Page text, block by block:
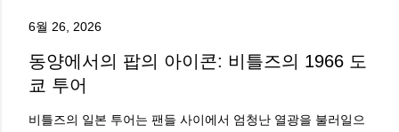
6월 26, 2026
동양에서의 팝의 아이콘: 비틀즈의 1966 도
쿄 투어
비틀즈의 일본 투어는 팬들 사이에서 엄청난 열광을 불러일으